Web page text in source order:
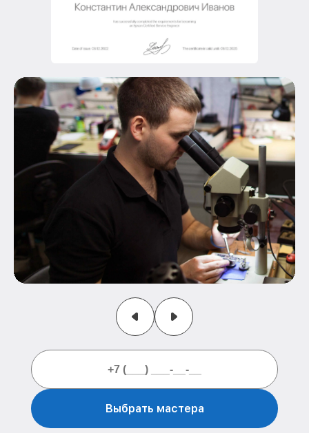
Выбрать мастера